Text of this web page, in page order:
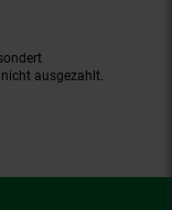
ausgezahlt.